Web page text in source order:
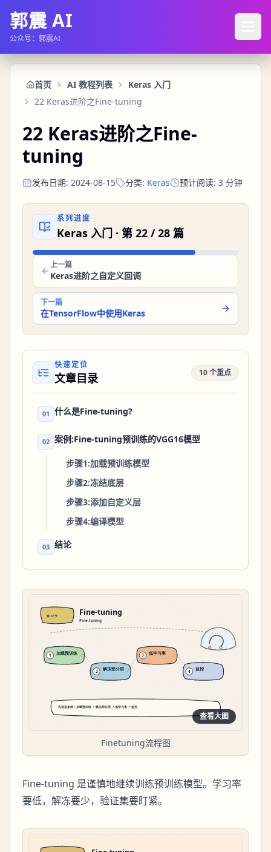
郭震 AI
公众号：郭震AI
首页 AI 教程列表
Keras 入门
22 Keras进阶之Fine-tuning
22 Keras进阶之Fine-
tuning
发布日期: 2024-08-15 分类: Keras 预计阅读: 3 分钟
系列进度
Keras 入门 · 第 22 /28 篇
上一篇
Keras进阶之自定义回调
下一篇
在TensorFlow中使用Keras
快速定位
文章目录 10 个重点
01 什么是Fine-tuning?
02 案例:Fine-tuning预训练的VGG16模型
步骤1:加载预训练模型
步骤2:冻结底层
步骤3:添加自定义层
步骤4:编译模型
03 结论
查看大图
Finetuning流程图
Fine-tuning 是谨慎地继续训练预训练模型。学习率
要低，解冻要少，验证集要盯紧。